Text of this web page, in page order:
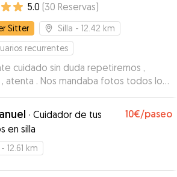
5.0 (30 Reservas)
Sitter Silla - 12.42 km
recurrentes
cuidado sin duda repetiremos ,
, atenta . Nos mandaba fotos todos los
de nuestro perrito . Una gran
de los animales
· Cuidador de tus
en silla
10€/paseo
- 12.61 km